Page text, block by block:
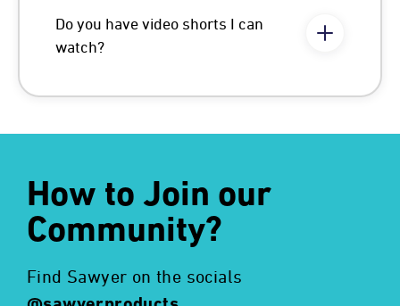
Do you have video shorts I can
watch?
How to Join our
Community?
Find Sawyer on the socials